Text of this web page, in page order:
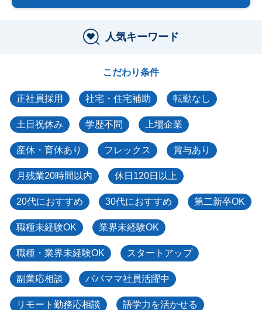
人気キーワード
こだわり条件
正社員採用 社宅・住宅補助 転勤なし
土日祝休み 学歴不問 上場企業
産休・育休あり フレックス 賞与あり
月残業20時間以内 休日120日以上
20代におすすめ 30代におすすめ 第二新卒OK
職種未経験OK 業界未経験OK
職種・業界未経験OK スタートアップ
副業応相談 パパママ社員活躍中
リモート勤務応相談 語学力を活かせる